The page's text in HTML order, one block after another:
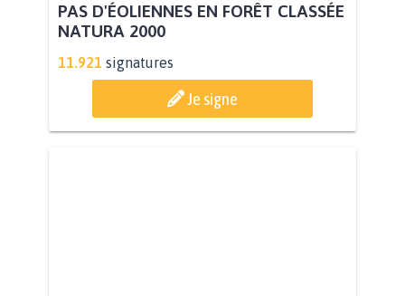
PAS D'ÉOLIENNES EN FORÊT CLASSÉE
NATURA 2000
11.921 signatures
Je signe